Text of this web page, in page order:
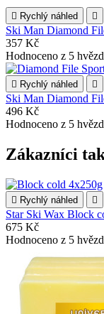
 Rychlý náhled 
Ski Man Diamond
357 Kč
Hodnoceno z 5
 Rychlý náhled 
Ski Man Diamond
496 Kč
Hodnoceno z 5
Zákazníci
 Rychlý náhled 
Star Ski Wax Block
675 Kč
Hodnoceno z 5